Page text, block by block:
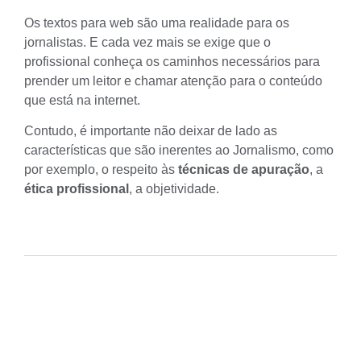
Os textos para web são uma realidade para os
jornalistas. E cada vez mais se exige que o
profissional conheça os caminhos necessários para
prender um leitor e chamar atenção para o conteúdo
que está na internet.
Contudo, é importante não deixar de lado as
características que são inerentes ao Jornalismo, como
por exemplo, o respeito às técnicas de apuração, a
ética profissional , a objetividade.